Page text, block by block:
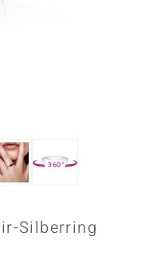
360°
Silberring